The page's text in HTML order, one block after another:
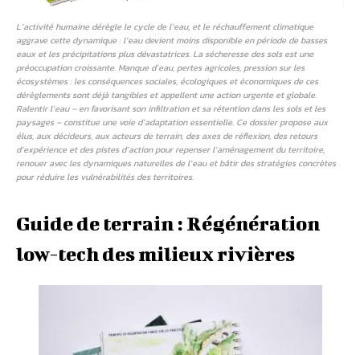
L’activité humaine dérègle le cycle de l’eau, et le réchauffement climatique
aggrave cette dynamique : l’eau devient moins disponible en période de basses
eaux et les précipitations plus dévastatrices. La sécheresse des sols est une
préoccupation croissante. Manque d’eau, pertes agricoles, pression sur les
écosystèmes : les conséquences sociales, écologiques et économiques de ces
dérèglements sont déjà tangibles et appellent une action urgente et globale.
Ralentir l’eau – en favorisant son infiltration et sa rétention dans les sols et les
paysages – constitue une voie d’adaptation essentielle. Ce dossier propose aux
élus, aux décideurs, aux acteurs de terrain, des axes de réflexion, des retours
d’expérience et des pistes d’action pour repenser l’aménagement du territoire,
renouer avec les dynamiques naturelles de l’eau et bâtir des stratégies concrètes
pour réduire les vulnérabilités des territoires.
Guide de terrain : Régénération
low-tech des milieux rivières